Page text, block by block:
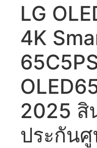
LG
4K
2025 สิ
ประกัน